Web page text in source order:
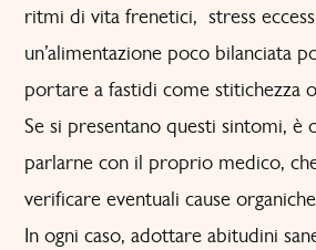
ritmi di vita frenetici, stress
un’alimentazione poco bilanciata
portare a fastidi come stitichezza
Se si presentano questi sintomi, è
parlarne con il proprio medico,
verificare eventuali cause
In ogni caso, adottare abitudini